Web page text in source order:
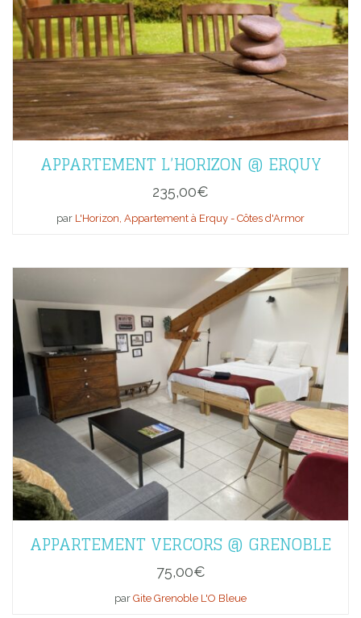
APPARTEMENT L’HORIZON @ ERQUY
235,00€
par L'Horizon, Appartement à Erquy - Côtes d'Armor
APPARTEMENT VERCORS @ GRENOBLE
75,00€
par Gite Grenoble L'O Bleue